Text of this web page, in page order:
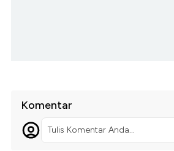
Komentar
Tulis Komentar Anda...